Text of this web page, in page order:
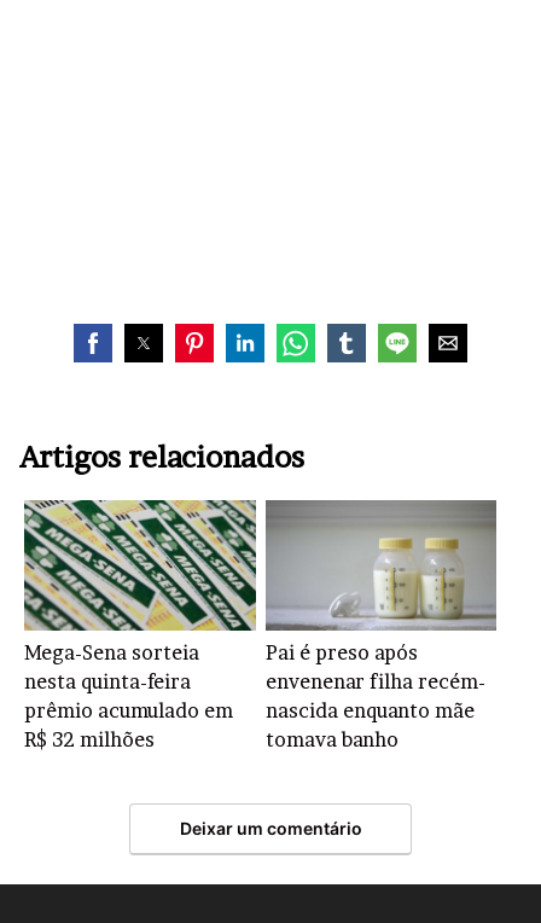
Artigos relacionados
Mega-Sena sorteia
nesta quinta-feira
prêmio acumulado em
R$ 32 milhões
Pai é preso após
envenenar filha recém-
nascida enquanto mãe
tomava banho
Deixar um comentário